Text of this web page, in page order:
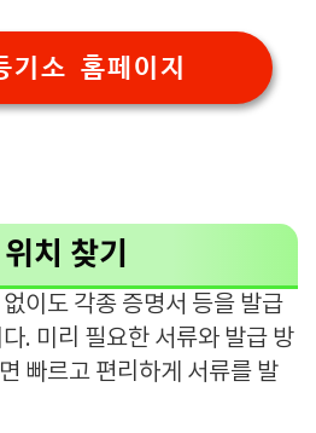
기소 홈페이지
치 찾기
이도 각종 증명서 등을 발급
. 미리 필요한 서류와 발급 방
빠르고 편리하게 서류를 발